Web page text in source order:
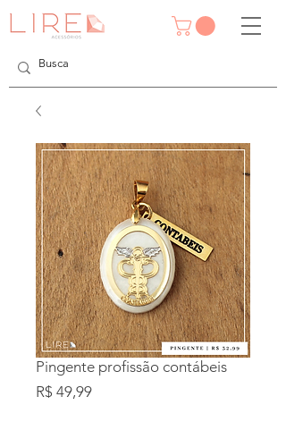
Pingente profissão contábeis
R$ 49,99Preço